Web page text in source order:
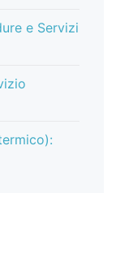
e Servizi